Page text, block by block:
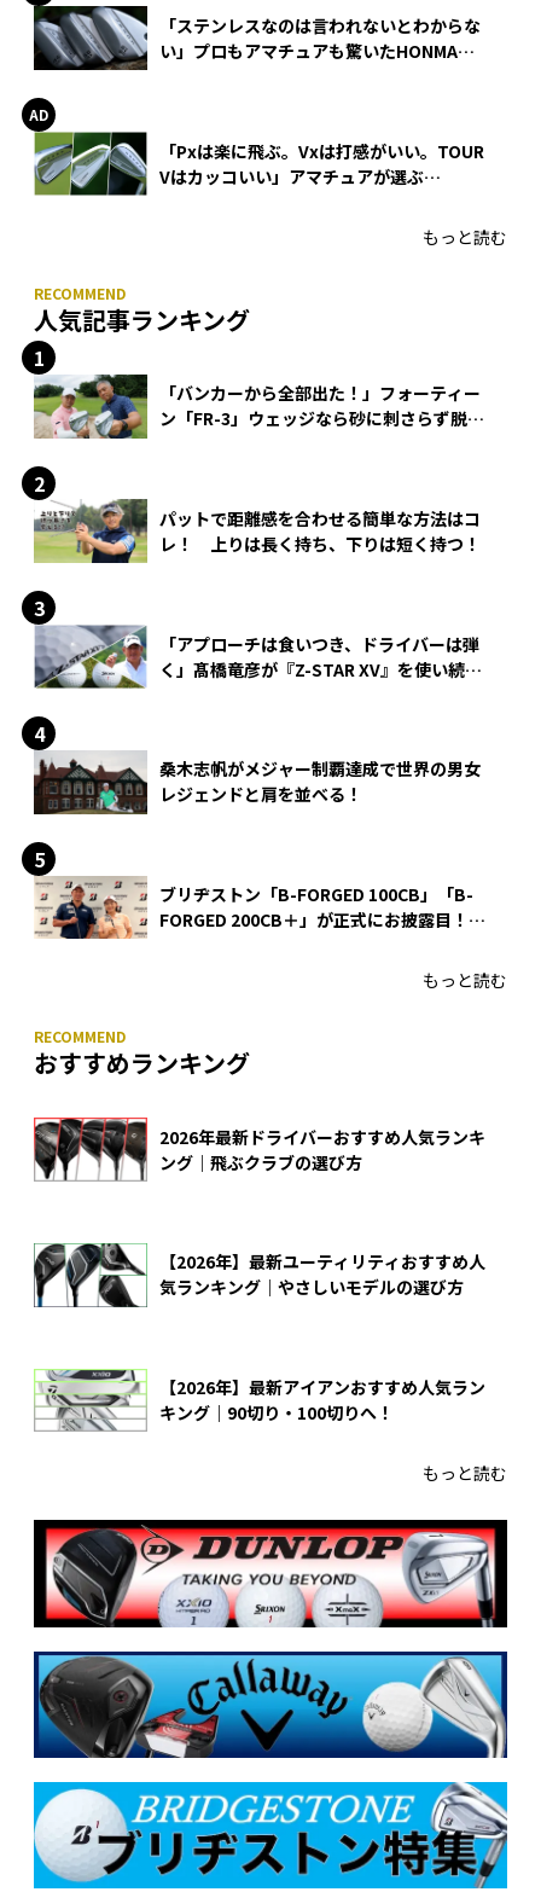
「ステンレスなのは言われないとわからな
い」プロもアマチュアも驚いたHONMA
「Pxは楽に飛ぶ。Vxは打感がいい。TOUR
Vはカッコいい」アマチュアが選ぶ
もっと読む
人気記事ランキング
「バンカーから全部出た！」フォーティー
ン「FR-3」ウェッジなら砂に刺さらず脱出
パットで距離感を合わせる簡単な方法はコ
レ！ 上りは長く持ち、下りは短く持つ！
「アプローチは食いつき、ドライバーは弾
く」髙橋竜彦が『Z-STAR XV』を使い続け
桑木志帆がメジャー制覇達成で世界の男女
レジェンドと肩を並べる！
ブリヂストン「B-FORGED 100CB」「B-
FORGED 200CB＋」が正式にお披露目！
もっと読む
おすすめランキング
2026年最新ドライバーおすすめ人気ランキ
ング｜飛ぶクラブの選び方
【2026年】最新ユーティリティおすすめ人
気ランキング｜やさしいモデルの選び方
【2026年】最新アイアンおすすめ人気ラン
キング｜90切り・100切りへ！
もっと読む